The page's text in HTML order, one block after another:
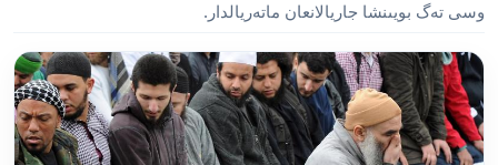
وسى تەگ بويىنشا جاريالانعان ماتەريالدار.